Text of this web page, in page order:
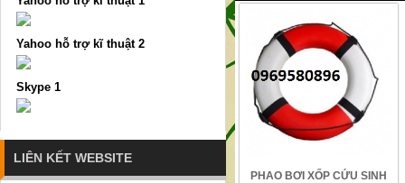
PHAO BƠI XỐP CỨU SINH
Yahoo hỗ trợ kĩ thuật 2
Skype 1
LIÊN KẾT WEBSITE